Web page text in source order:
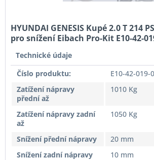
HYUNDAI GENESIS Kupé 2.0 T 214
pro snížení Eibach Pro-Kit E10-42-
Technické údaje
Číslo produktu:
E10-42-019-
Zatížení nápravy
přední až
1010 Kg
Zatížení nápravy zadní
až
1050 Kg
Snížení přední nápravy
20 mm
Snížení zadní nápravy
10 mm